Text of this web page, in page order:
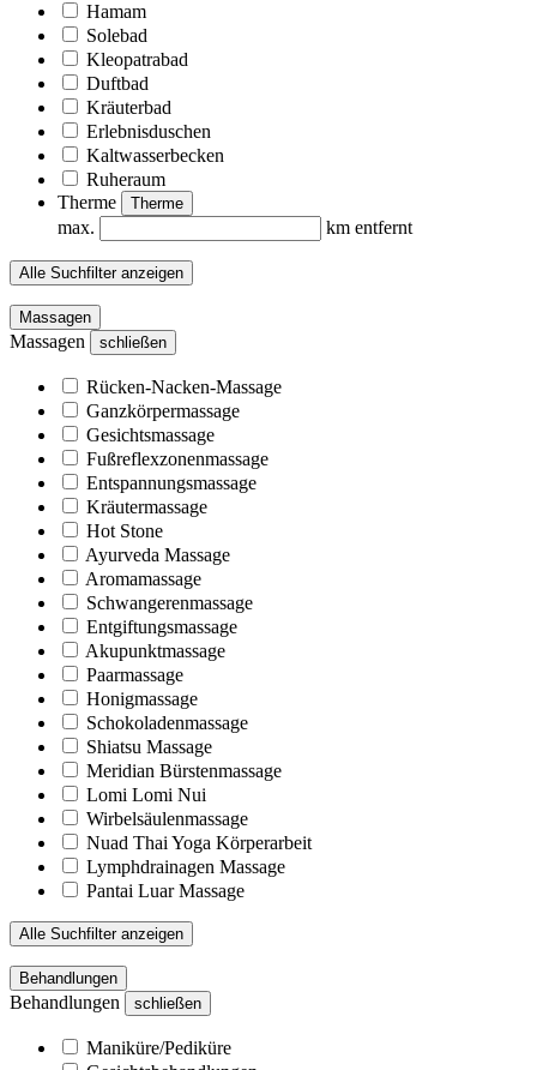
Hamam
Solebad
Kleopatrabad
Duftbad
Kräuterbad
Erlebnisduschen
Kaltwasserbecken
Ruheraum
Therme
Therme
max. km entfernt
Alle Suchfilter anzeigen
Massagen
Massagen schließen
Rücken-Nacken-Massage
Ganzkörpermassage
Gesichtsmassage
Fußreflexzonenmassage
Entspannungsmassage
Kräutermassage
Hot Stone
Ayurveda Massage
Aromamassage
Schwangerenmassage
Entgiftungsmassage
Akupunktmassage
Paarmassage
Honigmassage
Schokoladenmassage
Shiatsu Massage
Meridian Bürstenmassage
Lomi Lomi Nui
Wirbelsäulenmassage
Nuad Thai Yoga Körperarbeit
Lymphdrainagen Massage
Pantai Luar Massage
Alle Suchfilter anzeigen
Behandlungen
Behandlungen schließen
Maniküre/Pediküre